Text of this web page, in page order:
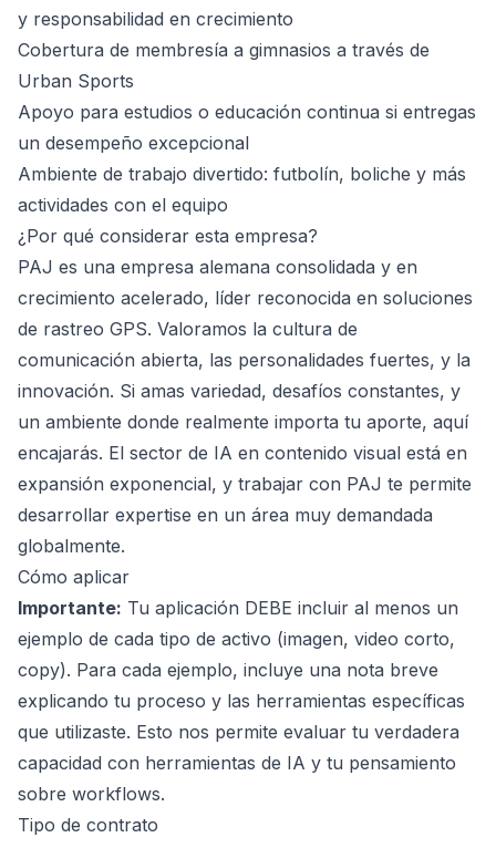
y responsabilidad en crecimiento
Cobertura de membresía a gimnasios a través de
Urban Sports
Apoyo para estudios o educación continua si entregas
un desempeño excepcional
Ambiente de trabajo divertido: futbolín, boliche y más
actividades con el equipo
¿Por qué considerar esta empresa?
PAJ es una empresa alemana consolidada y en
crecimiento acelerado, líder reconocida en soluciones
de rastreo GPS. Valoramos la cultura de
comunicación abierta, las personalidades fuertes, y la
innovación. Si amas variedad, desafíos constantes, y
un ambiente donde realmente importa tu aporte, aquí
encajarás. El sector de IA en contenido visual está en
expansión exponencial, y trabajar con PAJ te permite
desarrollar expertise en un área muy demandada
globalmente.
Cómo aplicar
Importante: Tu aplicación DEBE incluir al menos un
ejemplo de cada tipo de activo (imagen, video corto,
copy). Para cada ejemplo, incluye una nota breve
explicando tu proceso y las herramientas específicas
que utilizaste. Esto nos permite evaluar tu verdadera
capacidad con herramientas de IA y tu pensamiento
sobre workflows.
Tipo de contrato